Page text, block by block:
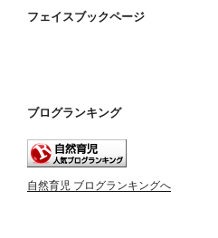
フェイスブックページ
ブログランキング
自然育児 ブログランキングへ